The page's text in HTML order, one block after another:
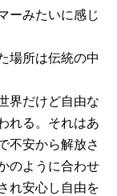
ーみたいに感じ
場所は伝統の中
界だけど自由な
れる。それはあ
不安から解放さ
のように合わせ
れ安心し自由を